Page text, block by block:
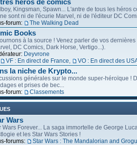
héros de comics
Kingsman, Spawn... L'antre de tous les héros
sont ni de l'écurie Marvel, ni de l'éditeur DC
forum:
The Walking Dead
Books
à la source ! Venez parler de vos dernières
DC Comics, Dark Horse, Vertigo...).
Deyvrone
VF : En direct de France VO : En direct des
la niche de Krypto...
générales sur le monde super-héroïque !
et prises de bec...
forum:
Classements
Wars
Wars Forever... La saga immortelle de George
et les Star Wars Stories !
forums:
Star Wars : The Mandalorian and Grogu